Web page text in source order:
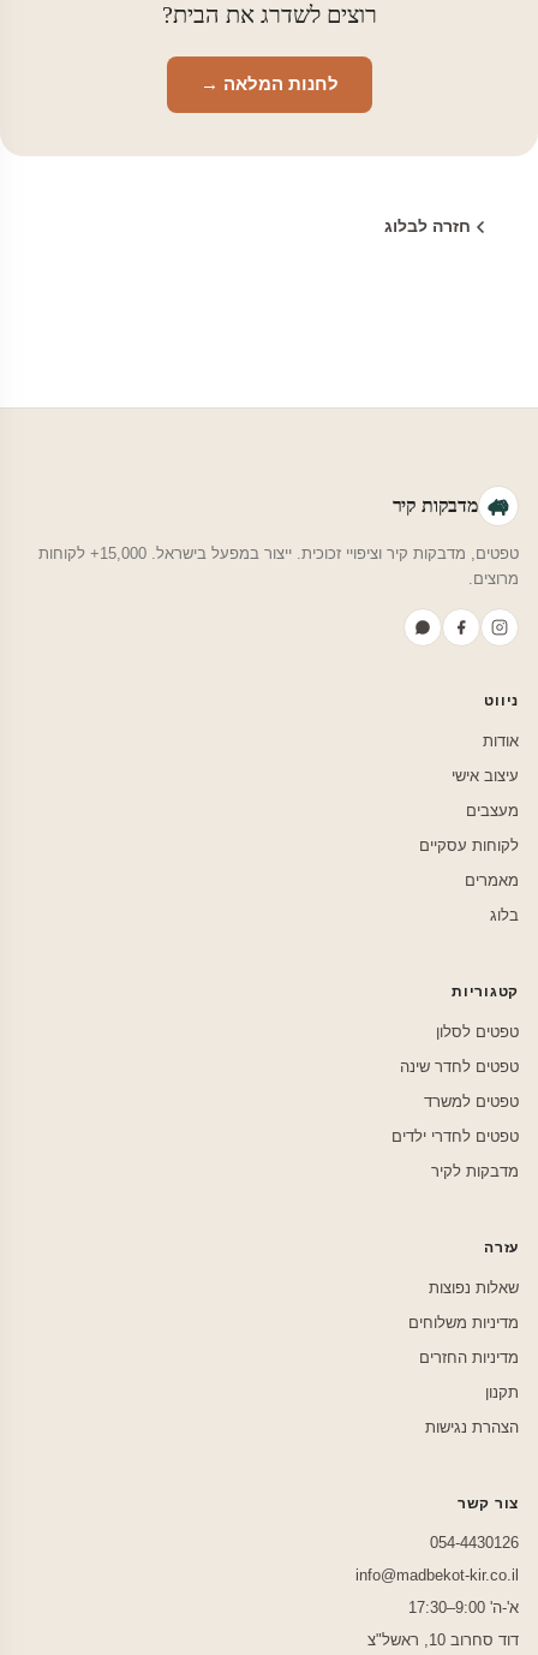
רוצים לשדרג את הבית?
לחנות המלאה →
חזרה לבלוג
מדבקות קיר
טפטים, מדבקות קיר וציפויי זכוכית. ייצור במפעל בישראל. 15,000+ לקוחות
מרוצים.
ניווט
אודות
עיצוב אישי
מעצבים
לקוחות עסקיים
מאמרים
בלוג
קטגוריות
טפטים לסלון
טפטים לחדר שינה
טפטים למשרד
טפטים לחדרי ילדים
מדבקות לקיר
עזרה
שאלות נפוצות
מדיניות משלוחים
מדיניות החזרים
תקנון
הצהרת נגישות
צור קשר
054-4430126
info@madbekot-kir.co.il
א'-ה' 9:00–17:30
דוד סחרוב 10, ראשל"צ